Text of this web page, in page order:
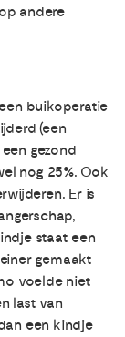
andere
buikoperatie
(een
gezond
nog 25%. Ook
Er is
staat een
gemaakt
voelde niet
last van
een kindje